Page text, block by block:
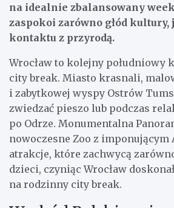
na idealnie zbalansowany
zaspokoi zarówno głód kultury,
kontaktu z przyrodą.
Wrocław to kolejny południowy
city break. Miasto krasnali,
i zabytkowej wyspy Ostrów
zwiedzać pieszo lub podczas
po Odrze. Monumentalna
nowoczesne Zoo z
atrakcje, które zachwycą
dzieci, czyniąc Wrocław
na rodzinny city break.